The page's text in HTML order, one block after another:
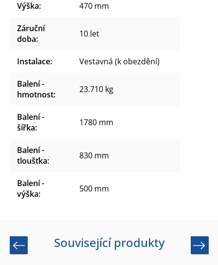
Výška: 470 mm
Záruční
doba: 10 let
Instalace: Vestavná (k obezdění)
Balení -
hmotnost: 23.710 kg
Balení -
šířka: 1780 mm
Balení -
tloušťka: 830 mm
Balení -
výška: 500 mm
Související produkty
Previous Next